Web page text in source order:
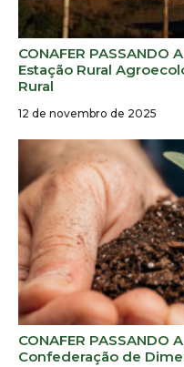
CONAFER PASSANDO
Estação Rural
Rural
12 de novembro de 2025
CONAFER PASSANDO
Confederação de